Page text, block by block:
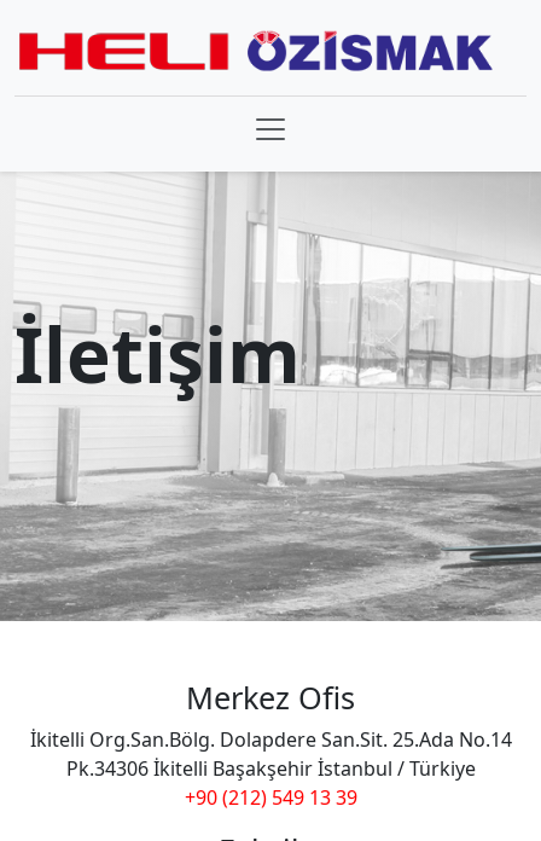
İletişim
Merkez Ofis
İkitelli Org.San.Bölg. Dolapdere San.Sit. 25.Ada No.14
Pk.34306 İkitelli Başakşehir İstanbul / Türkiye
+90 (212) 549 13 39